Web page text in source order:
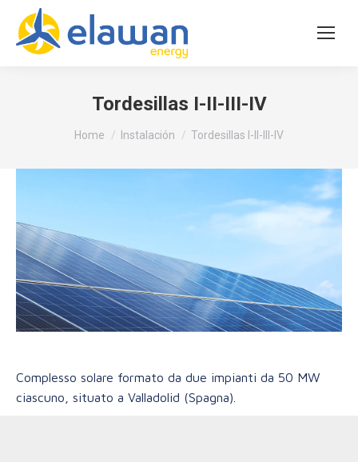
Tordesillas I-II-III-IV
Tu sei qui:
Home Instalación Tordesillas I-II-III-IV
Complesso solare formato da due impianti da 50 MW
ciascuno, situato a Valladolid (Spagna).